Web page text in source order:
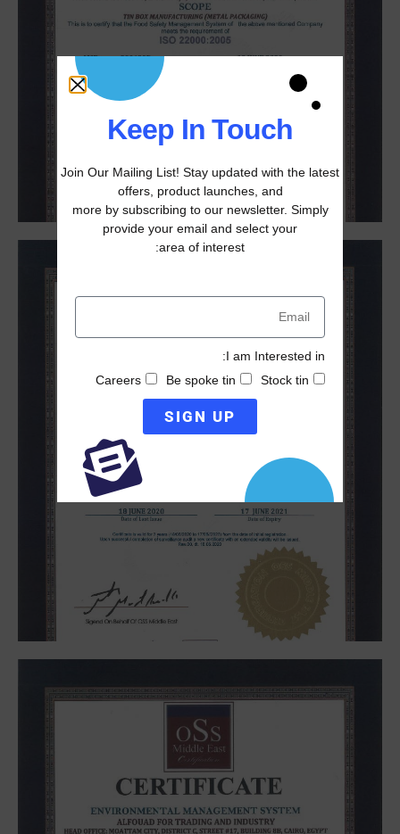
Food safety management systems, all our products
food or not, we are proud to be the only ISO
22000/2018 certified company in decorative metal
boxes in Egypt and the middle east.
ISO 45001/2018
Occupational health & safety management, We are
proud to provide safe & healthy workplaces by
preventing & safe social rights.
ISO 14001/2015
Keep In Touch
Join Our Mailing List! Stay updated with the latest
offers, product launches, and
more by subscribing to our newsletter. Simply
provide your email and select your
area of interest:
I am Interested in:
Stock tin
Be spoke tin
Careers
SIGN UP